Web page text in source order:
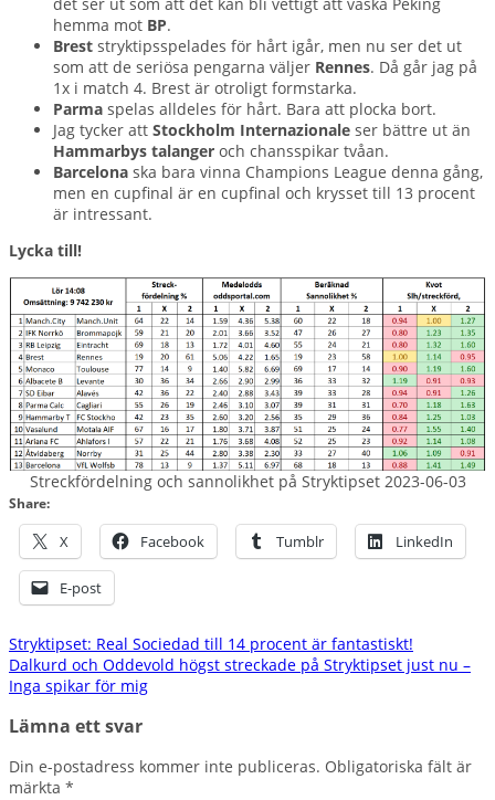
hemma mot BP.
Brest stryktipsspelades för hårt igår, men nu ser det ut
som att de seriösa pengarna väljer Rennes. Då går jag på
1x i match 4. Brest är otroligt formstarka.
Parma spelas alldeles för hårt. Bara att plocka bort.
Jag tycker att Stockholm Internazionale ser bättre ut än
Hammarbys talanger och chansspikar tvåan.
Barcelona ska bara vinna Champions League denna gång,
men en cupfinal är en cupfinal och krysset till 13 procent
är intressant.
Lycka till!
Streckfördelning och sannolikhet på Stryktipset 2023-06-03
Share:
X Facebook Tumblr LinkedIn
E-post
Inläggsnavigering
Stryktipset: Real Sociedad till 14 procent är fantastiskt!
Dalkurd och Oddevold högst streckade på Stryktipset just nu –
Inga spikar för mig
Lämna ett svar
Din e-postadress kommer inte publiceras. Obligatoriska fält är
märkta *